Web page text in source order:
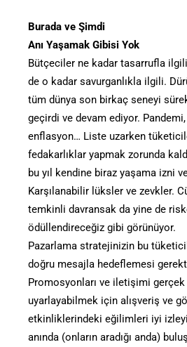
Burada ve Şimdi
Anı Yaşamak Gibisi Yok
Bütçeciler ne kadar tasarrufla
de o kadar savurganlıkla ilgili.
tüm dünya son birkaç seneyi
geçirdi ve devam ediyor.
enflasyon… Liste uzarken
fedakarlıklar yapmak zorunda
bu yıl kendine biraz yaşama izni
Karşılanabilir lüksler ve zevkler.
temkinli davransak da yine de
ödüllendireceğiz gibi görünüyor.
Pazarlama stratejinizin bu
doğru mesajla hedeflemesi
Promosyonları ve iletişimi gerçek
uyarlayabilmek için alışveriş ve
etkinliklerindeki eğilimleri iyi
anında (onların aradığı anda)